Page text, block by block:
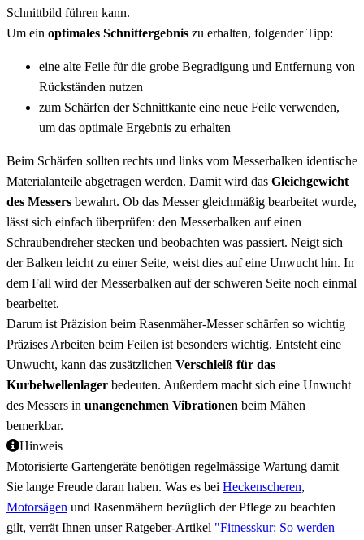
Schnittbild führen kann.
Um ein optimales Schnittergebnis zu erhalten, folgender Tipp:
eine alte Feile für die grobe Begradigung und Entfernung von
Rückständen nutzen
zum Schärfen der Schnittkante eine neue Feile verwenden,
um das optimale Ergebnis zu erhalten
Beim Schärfen sollten rechts und links vom Messerbalken identische
Materialanteile abgetragen werden. Damit wird das Gleichgewicht
des Messers bewahrt. Ob das Messer gleichmäßig bearbeitet wurde,
lässt sich einfach überprüfen: den Messerbalken auf einen
Schraubendreher stecken und beobachten was passiert. Neigt sich
der Balken leicht zu einer Seite, weist dies auf eine Unwucht hin. In
dem Fall wird der Messerbalken auf der schweren Seite noch einmal
bearbeitet.
Darum ist Präzision beim Rasenmäher-Messer schärfen so wichtig
Präzises Arbeiten beim Feilen ist besonders wichtig. Entsteht eine
Unwucht, kann das zusätzlichen Verschleiß für das
Kurbelwellenlager bedeuten. Außerdem macht sich eine Unwucht
des Messers in unangenehmen Vibrationen beim Mähen
bemerkbar.
Hinweis
Motorisierte Gartengeräte benötigen regelmässige Wartung damit
Sie lange Freude daran haben. Was es bei Heckenscheren,
Motorsägen und Rasenmähern bezüglich der Pflege zu beachten
gilt, verrät Ihnen unser Ratgeber-Artikel "Fitnesskur: So werden